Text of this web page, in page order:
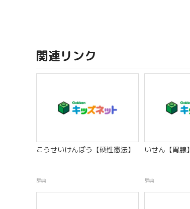
関連リンク
こうせいけんぽう【硬性憲法】
辞典
いせん【胃腺】
辞典